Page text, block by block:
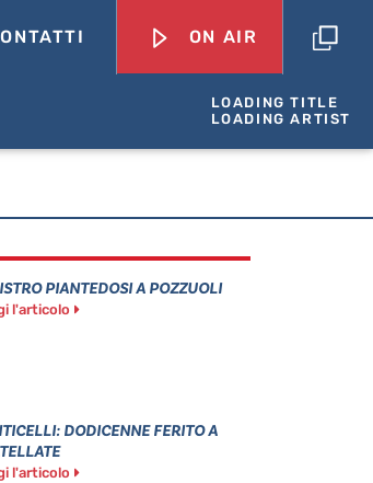
ON AIR
LOADING TITLE
LOADING ARTIST
PIANTEDOSI A POZZUOLI
l'articolo
DODICENNE FERITO A
l'articolo